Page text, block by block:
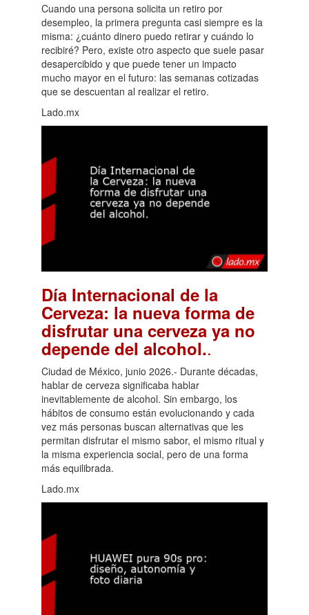
Cuando una persona solicita un retiro por
desempleo, la primera pregunta casi siempre es la
misma: ¿cuánto dinero puedo retirar y cuándo lo
recibiré? Pero, existe otro aspecto que suele pasar
desapercibido y que puede tener un impacto
mucho mayor en el futuro: las semanas cotizadas
que se descuentan al realizar el retiro.
Lado.mx
Día Internacional de la
Cerveza: la nueva forma de
disfrutar una cerveza ya no
depende del alcohol..
Ciudad de México, junio 2026.- Durante décadas,
hablar de cerveza significaba hablar
inevitablemente de alcohol. Sin embargo, los
hábitos de consumo están evolucionando y cada
vez más personas buscan alternativas que les
permitan disfrutar el mismo sabor, el mismo ritual y
la misma experiencia social, pero de una forma
más equilibrada.
Lado.mx